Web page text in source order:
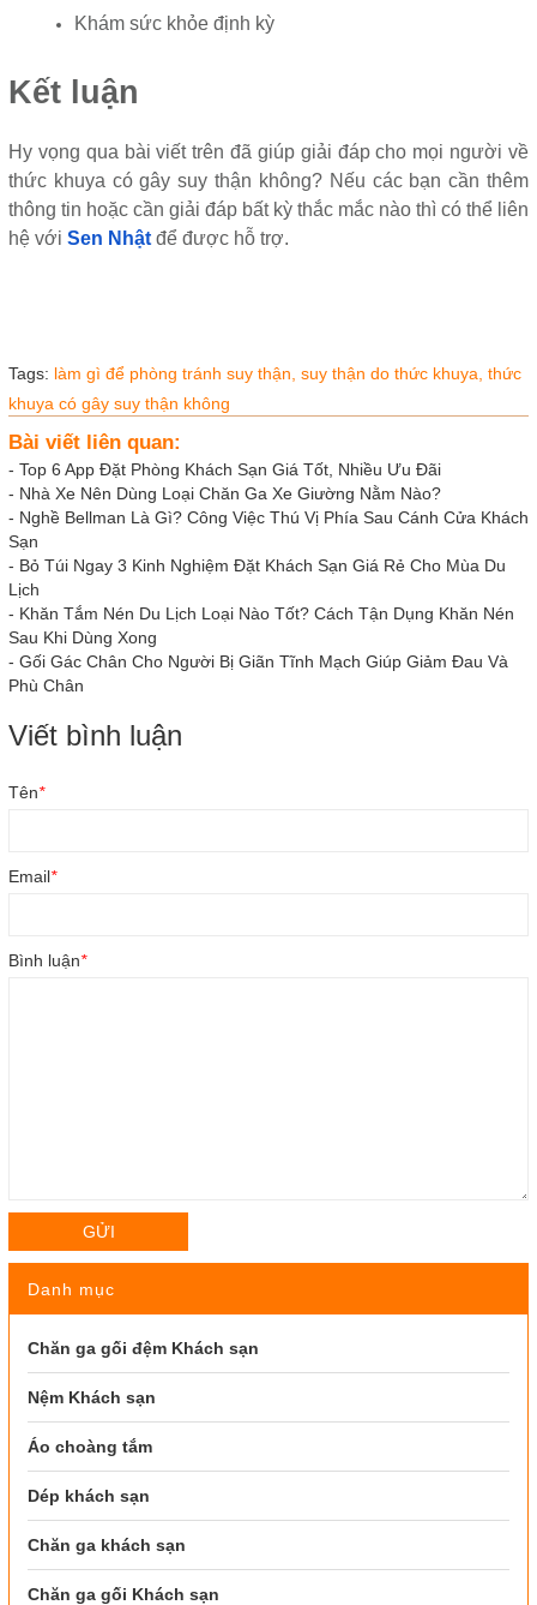
Khám sức khỏe định kỳ
Kết luận
Hy vọng qua bài viết trên đã giúp giải đáp cho mọi người về
thức khuya có gây suy thận không? Nếu các bạn cần thêm
thông tin hoặc cần giải đáp bất kỳ thắc mắc nào thì có thể liên
hệ với Sen Nhật để được hỗ trợ.
Tags: làm gì để phòng tránh suy thận, suy thận do thức khuya, thức
khuya có gây suy thận không
Bài viết liên quan:
- Top 6 App Đặt Phòng Khách Sạn Giá Tốt, Nhiều Ưu Đãi
- Nhà Xe Nên Dùng Loại Chăn Ga Xe Giường Nằm Nào?
- Nghề Bellman Là Gì? Công Việc Thú Vị Phía Sau Cánh Cửa Khách
Sạn
- Bỏ Túi Ngay 3 Kinh Nghiệm Đặt Khách Sạn Giá Rẻ Cho Mùa Du
Lịch
- Khăn Tắm Nén Du Lịch Loại Nào Tốt? Cách Tận Dụng Khăn Nén
Sau Khi Dùng Xong
- Gối Gác Chân Cho Người Bị Giãn Tĩnh Mạch Giúp Giảm Đau Và
Phù Chân
Viết bình luận
Tên*
Email*
Bình luận*
GỬI
Danh mục
Chăn ga gối đệm Khách sạn
Nệm Khách sạn
Áo choàng tắm
Dép khách sạn
Chăn ga khách sạn
Chăn ga gối Khách sạn